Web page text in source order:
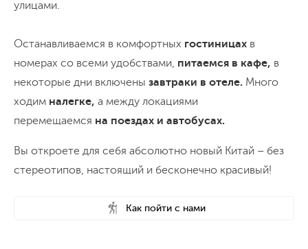
улицами.
Останавливаемся в комфортных гостиницах в
номерах со всеми удобствами, питаемся в кафе, в
некоторые дни включены завтраки в отеле. Много
ходим налегке, а между локациями
перемещаемся на поездах и автобусах.
Вы откроете для себя абсолютно новый Китай – без
стереотипов, настоящий и бесконечно красивый!
Как пойти с нами